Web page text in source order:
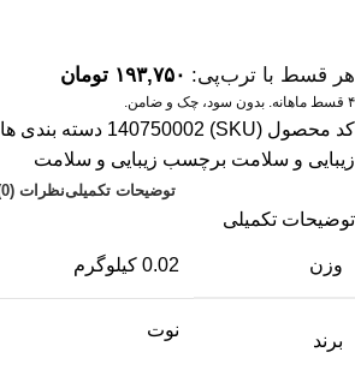
هر قسط با ترب‌پی: ۱۹۳,۷۵۰ تومان
۴ قسط ماهانه. بدون سود، چک و ضامن.
کد محصول (SKU) 140750002 دسته بندی ها
زیبایی و سلامت برچسب زیبایی و سلامت
توضیحات تکمیلینظرات (0)
توضیحات تکمیلی
وزن 0.02 کیلوگرم
برند
نوت